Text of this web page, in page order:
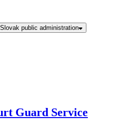
Slovak public administration
Guard Service